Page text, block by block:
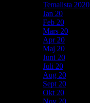
Temalista 2020
Jan 20
Feb 20
Mars 20
Apr 20
Maj 20
Juni 20
Juli 20
Aug 20
Sept 20
Okt 20
Nov 20